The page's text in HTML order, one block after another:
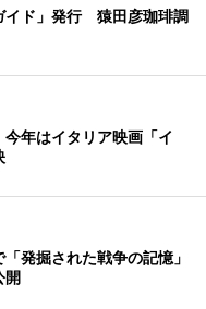
イド」発行 猿田彦珈琲調
年はイタリア映画「イ
発掘された戦争の記憶」
開